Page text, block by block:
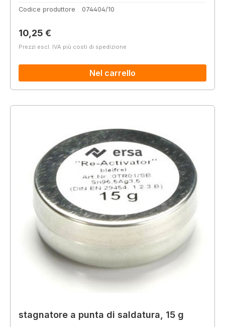
Codice produttore
074404/10
Prezzo normale:
10,25 €
Prezzi escl. IVA più costi di spedizione
Nel carrello
stagnatore a punta di saldatura, 15 g